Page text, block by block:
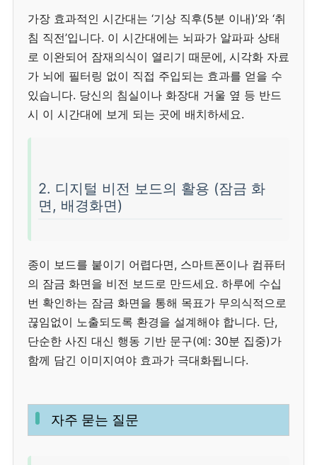
가장 효과적인 시간대는 ‘기상 직후(5분 이내)’와 ‘취
침 직전’입니다. 이 시간대에는 뇌파가 알파파 상태
로 이완되어 잠재의식이 열리기 때문에, 시각화 자료
가 뇌에 필터링 없이 직접 주입되는 효과를 얻을 수
있습니다. 당신의 침실이나 화장대 거울 옆 등 반드
시 이 시간대에 보게 되는 곳에 배치하세요.
2. 디지털 비전 보드의 활용 (잠금 화
면, 배경화면)
종이 보드를 붙이기 어렵다면, 스마트폰이나 컴퓨터
의 잠금 화면을 비전 보드로 만드세요. 하루에 수십
번 확인하는 잠금 화면을 통해 목표가 무의식적으로
끊임없이 노출되도록 환경을 설계해야 합니다. 단,
단순한 사진 대신 행동 기반 문구(예: 30분 집중)가
함께 담긴 이미지여야 효과가 극대화됩니다.
자주 묻는 질문